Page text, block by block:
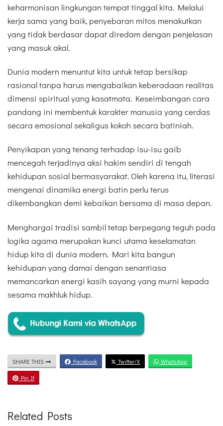
keharmonisan lingkungan tempat tinggal kita. Melalui
kerja sama yang baik, penyebaran mitos menakutkan
yang tidak berdasar dapat diredam dengan penjelasan
yang masuk akal.
Dunia modern menuntut kita untuk tetap bersikap
rasional tanpa harus mengabaikan keberadaan realitas
dimensi spiritual yang kasatmata. Keseimbangan cara
pandang ini membentuk karakter manusia yang cerdas
secara emosional sekaligus kokoh secara batiniah.
Penyikapan yang tenang terhadap isu-isu gaib
mencegah terjadinya aksi hakim sendiri di tengah
kehidupan sosial bermasyarakat. Oleh karena itu, literasi
mengenai dinamika energi batin perlu terus
dikembangkan demi kebaikan bersama di masa depan.
Menghargai tradisi sambil tetap berpegang teguh pada
logika agama merupakan kunci utama keselamatan
hidup kita di dunia modern. Mari kita bangun
kehidupan yang damai dengan senantiasa
memancarkan energi kasih sayang yang murni kepada
sesama makhluk hidup.
SHARE THIS Facebook Twitter/X WhatsApp
Pin It
Related Posts